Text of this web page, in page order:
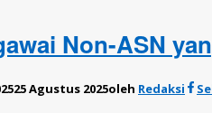
Non-ASN
25 Agustus 2025oleh Redaksi